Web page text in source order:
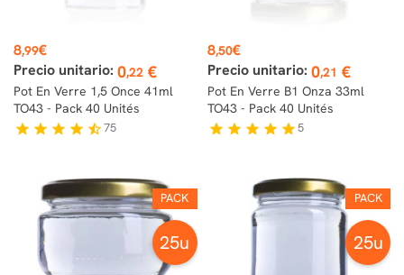
Prix
8,99€
Precio unitario: 0,22 €
Pot En Verre 1,5 Once 41ml
TO43 - Pack 40 Unités
star star star star star_half75
Prix
8,50€
Precio unitario: 0,21 €
Pot En Verre B1 Onza 33ml
TO43 - Pack 40 Unités
star star star star star5
PACK
25u
PACK
25u